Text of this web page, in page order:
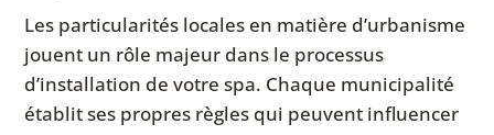
Les particularités locales en matière d’urbanisme
jouent un rôle majeur dans le processus
d’installation de votre spa. Chaque municipalité
établit ses propres règles qui peuvent influencer